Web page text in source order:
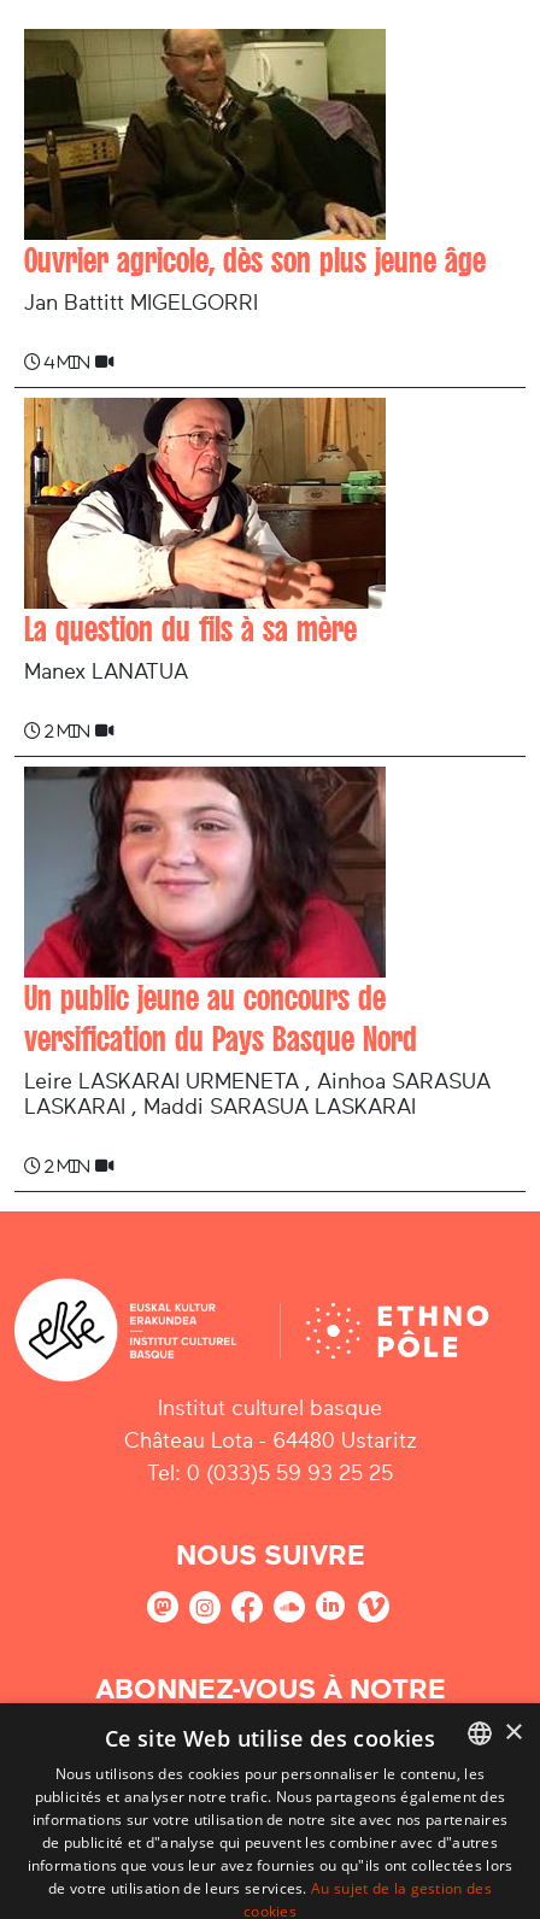
Ouvrier agricole, dès son plus jeune âge
Jan Battitt MIGELGORRI
4 min
La question du fils à sa mère
Manex LANATUA
2 min
Un public jeune au concours de
versification du Pays Basque Nord
Leire LASKARAI URMENETA , Ainhoa SARASUA
LASKARAI , Maddi SARASUA LASKARAI
2 min
Institut culturel basque
Château Lota - 64480 Ustaritz
Tel: 0 (033)5 59 93 25 25
NOUS SUIVRE
ABONNEZ-VOUS À NOTRE
NEWSLETTER
S'abonner
BASQUE
FRENCH
×
Ce site Web utilise des cookies
Nous utilisons des cookies pour personnaliser le contenu, les
publicités et analyser notre trafic. Nous partageons également des
informations sur votre utilisation de notre site avec nos partenaires
de publicité et d"analyse qui peuvent les combiner avec d"autres
informations que vous leur avez fournies ou qu"ils ont collectées lors
de votre utilisation de leurs services.Au sujet de la gestion des
cookies